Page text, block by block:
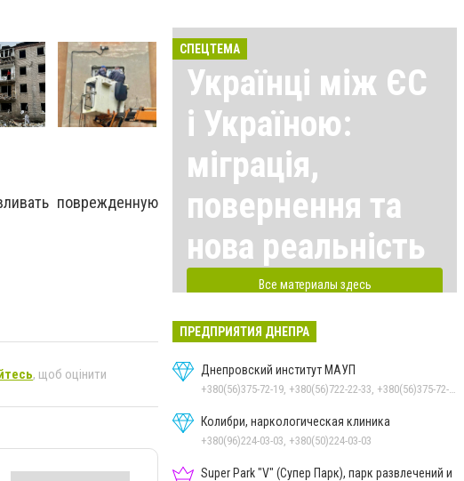
поврежденную
, щоб оцінити
СПЕЦТЕМА
Українці між ЄС
і Україною:
міграція,
повернення та
нова реальність
Все материалы здесь
ПРЕДПРИЯТИЯ ДНЕПРА
Днепровский институт МАУП
Колибри, наркологическая клиника
+380(96)224-03-03, +380(50)224-03-03
Super Park "V" (Супер Парк), парк развлечений и